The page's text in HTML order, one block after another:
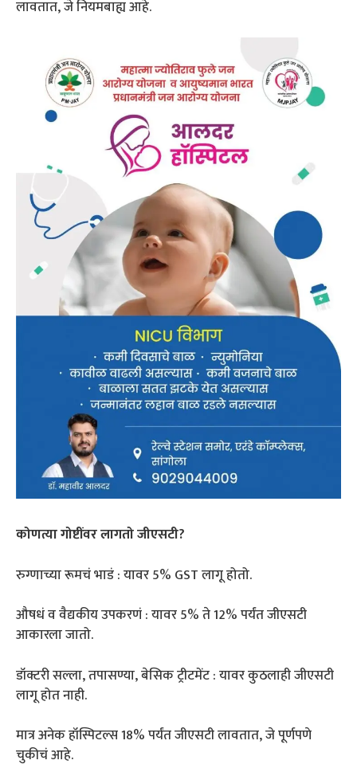
लावतात, जे नियमबाह्य आहे.
कोणत्या गोष्टींवर लागतो जीएसटी?
रुग्णाच्या रूमचं भाडं : यावर 5% GST लागू होतो.
औषधं व वैद्यकीय उपकरणं : यावर 5% ते 12% पर्यंत जीएसटी
आकारला जातो.
डॉक्टरी सल्ला, तपासण्या, बेसिक ट्रीटमेंट : यावर कुठलाही जीएसटी
लागू होत नाही.
मात्र अनेक हॉस्पिटल्स 18% पर्यंत जीएसटी लावतात, जे पूर्णपणे
चुकीचं आहे.